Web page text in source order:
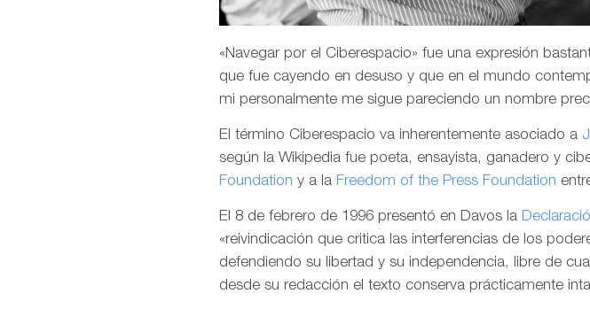
«Navegar por el Ciberespacio» fue una expresión
que fue cayendo en desuso y que en el mundo
mi personalmente me sigue pareciendo un nombre
El término Ciberespacio va inherentemente asociado a
según la Wikipedia fue poeta, ensayista, ganadero y
Foundation y a la Freedom of the Press Foundation
El 8 de febrero de 1996 presentó en Davos la
«reivindicación que critica las interferencias de los
defendiendo su libertad y su independencia, libre de
desde su redacción el texto conserva prácticamente